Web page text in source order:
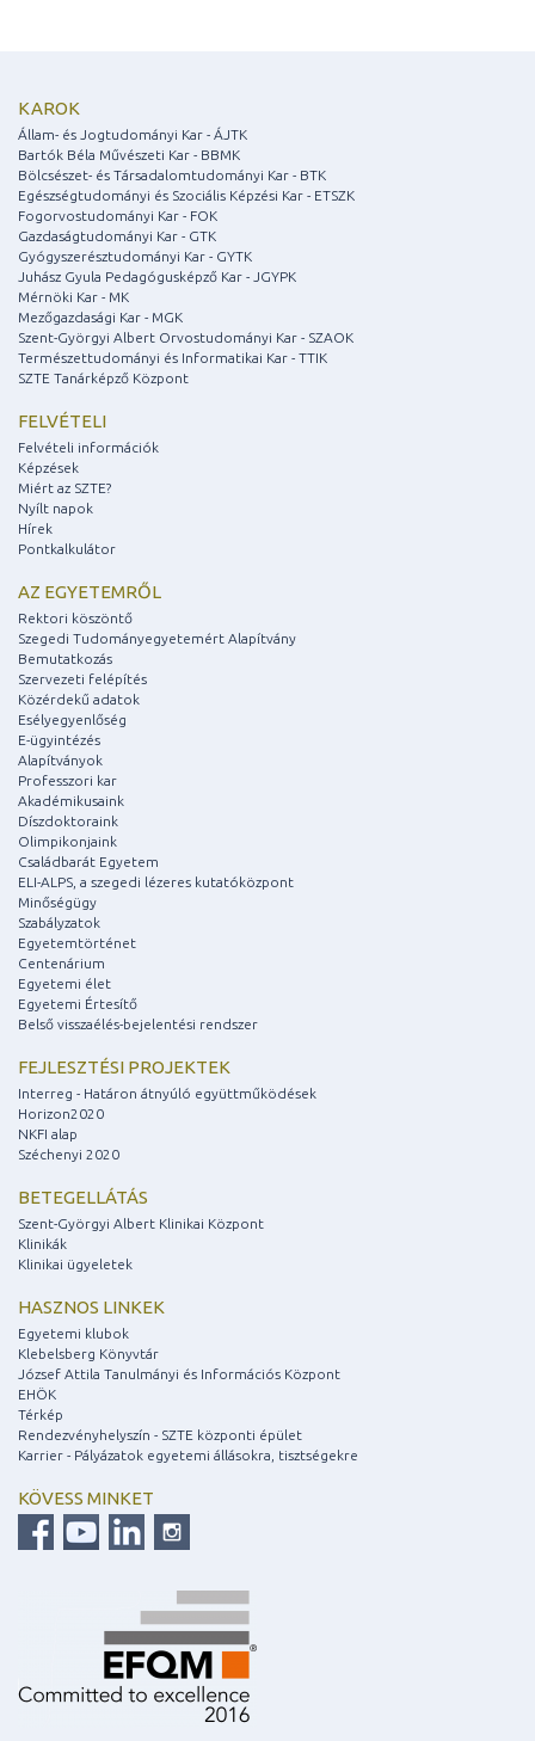
KAROK
Állam- és Jogtudományi Kar - ÁJTK
Bartók Béla Művészeti Kar - BBMK
Bölcsészet- és Társadalomtudományi Kar - BTK
Egészségtudományi és Szociális Képzési Kar - ETSZK
Fogorvostudományi Kar - FOK
Gazdaságtudományi Kar - GTK
Gyógyszerésztudományi Kar - GYTK
Juhász Gyula Pedagógusképző Kar - JGYPK
Mérnöki Kar - MK
Mezőgazdasági Kar - MGK
Szent-Györgyi Albert Orvostudományi Kar - SZAOK
Természettudományi és Informatikai Kar - TTIK
SZTE Tanárképző Központ
FELVÉTELI
Felvételi információk
Képzések
Miért az SZTE?
Nyílt napok
Hírek
Pontkalkulátor
AZ EGYETEMRŐL
Rektori köszöntő
Szegedi Tudományegyetemért Alapítvány
Bemutatkozás
Szervezeti felépítés
Közérdekű adatok
Esélyegyenlőség
E-ügyintézés
Alapítványok
Professzori kar
Akadémikusaink
Díszdoktoraink
Olimpikonjaink
Családbarát Egyetem
ELI-ALPS, a szegedi lézeres kutatóközpont
Minőségügy
Szabályzatok
Egyetemtörténet
Centenárium
Egyetemi élet
Egyetemi Értesítő
Belső visszaélés-bejelentési rendszer
FEJLESZTÉSI PROJEKTEK
Interreg - Határon átnyúló együttműködések
Horizon2020
NKFI alap
Széchenyi 2020
BETEGELLÁTÁS
Szent-Györgyi Albert Klinikai Központ
Klinikák
Klinikai ügyeletek
HASZNOS LINKEK
Egyetemi klubok
Klebelsberg Könyvtár
József Attila Tanulmányi és Információs Központ
EHÖK
Térkép
Rendezvényhelyszín - SZTE központi épület
Karrier - Pályázatok egyetemi állásokra, tisztségekre
KÖVESS MINKET